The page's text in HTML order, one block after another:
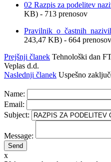
02 Razpis za podelitev
KB) - 713 prenosov
243,47 KB) - 664 prenosov
Prejšnji članek Tehnološki dan
Veplas d.d.
Naslednji članek Uspešno
Name:
Email:
Subject:
Message:
x